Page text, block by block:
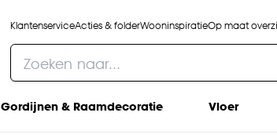
KlantenserviceActies & folderWooninspiratieOp maat
Gordijnen & Raamdecoratie Vloer